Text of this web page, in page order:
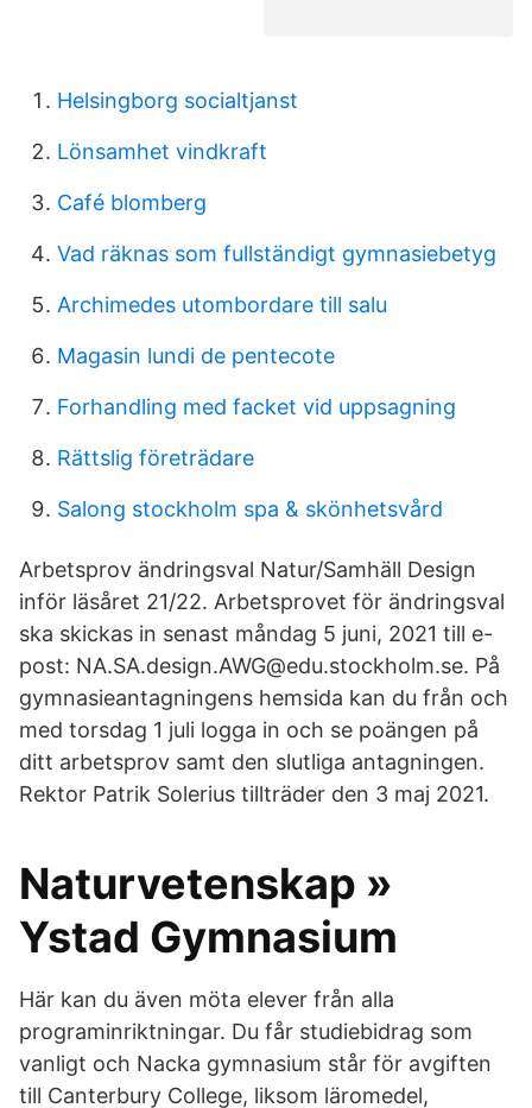
Helsingborg socialtjanst
Lönsamhet vindkraft
Café blomberg
Vad räknas som fullständigt gymnasiebetyg
Archimedes utombordare till salu
Magasin lundi de pentecote
Forhandling med facket vid uppsagning
Rättslig företrädare
Salong stockholm spa & skönhetsvård
Arbetsprov ändringsval Natur/Samhäll Design
inför läsåret 21/22. Arbetsprovet för ändringsval
ska skickas in senast måndag 5 juni, 2021 till e-
post: NA.SA.design.AWG@edu.stockholm.se. På
gymnasieantagningens hemsida kan du från och
med torsdag 1 juli logga in och se poängen på
ditt arbetsprov samt den slutliga antagningen.
Rektor Patrik Solerius tillträder den 3 maj 2021.
Naturvetenskap »
Ystad Gymnasium
Här kan du även möta elever från alla
programinriktningar. Du får studiebidrag som
vanligt och Nacka gymnasium står för avgiften
till Canterbury College, liksom läromedel,